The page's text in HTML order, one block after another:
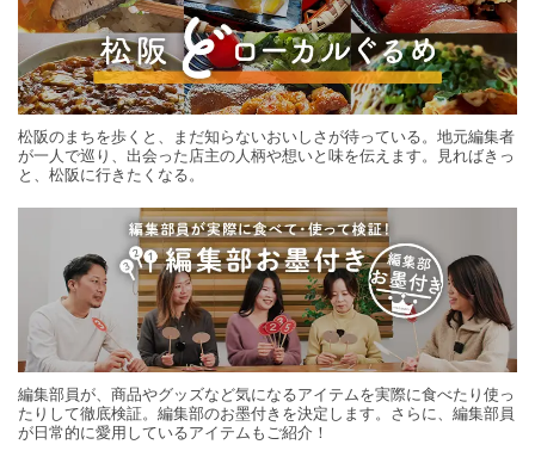
松阪のまちを歩くと、まだ知らないおいしさが待っている。地元編集者
が一人で巡り、出会った店主の人柄や想いと味を伝えます。見ればきっ
と、松阪に行きたくなる。
編集部員が、商品やグッズなど気になるアイテムを実際に食べたり使っ
たりして徹底検証。編集部のお墨付きを決定します。さらに、編集部員
が日常的に愛用しているアイテムもご紹介！